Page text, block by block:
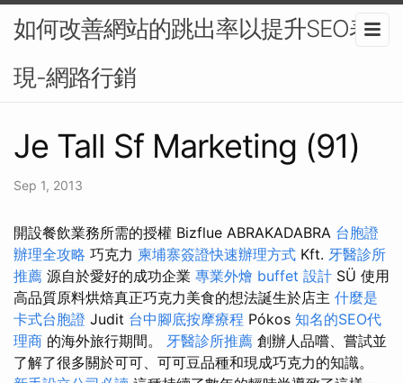
如何改善網站的跳出率以提升SEO表
現-網路行銷
Je Tall Sf Marketing (91)
Sep 1, 2013
開設餐飲業務所需的授權 Bizflue ABRAKADABRA 台胞證
辦理全攻略 巧克力 柬埔寨簽證快速辦理方式 Kft. 牙醫診所
推薦 源自於愛好的成功企業 專業外燴 buffet 設計 SÜ 使用
高品質原料烘焙真正巧克力美食的想法誕生於店主 什麼是
卡式台胞證 Judit 台中腳底按摩療程 Pókos 知名的SEO代
理商 的海外旅行期間。 牙醫診所推薦 創辦人品嚐、嘗試並
了解了很多關於可可、可可豆品種和現成巧克力的知識。